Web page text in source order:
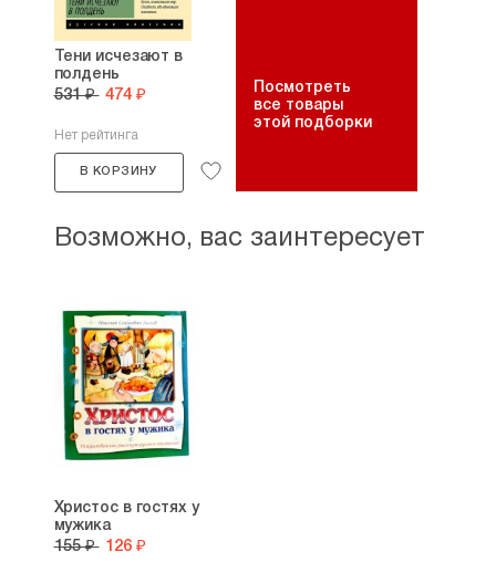
Тени исчезают в
полдень
531 ₽ 474 ₽
Нет рейтинга
В КОРЗИНУ
Посмотреть
все товары
этой подборки
Возможно, вас заинтересует
Христос в гостях у
мужика
155 ₽ 126 ₽